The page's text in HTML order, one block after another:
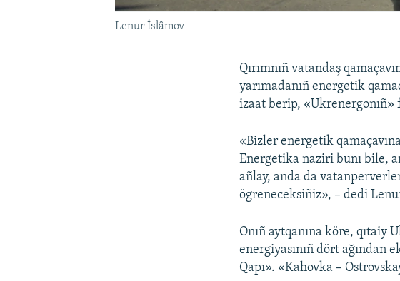
Lenur İslâmov
Qırımnıñ vatandaş
yarımadanıñ energetik
izaat berip,
«Bizler energetik
Energetika naziri bunı bile,
añlay, anda da
ögreneceksiñiz», – dedi
Onıñ aytqanına köre, qıtaiy
energiyasınıñ dört ağından
Qapı». «Kahovka –